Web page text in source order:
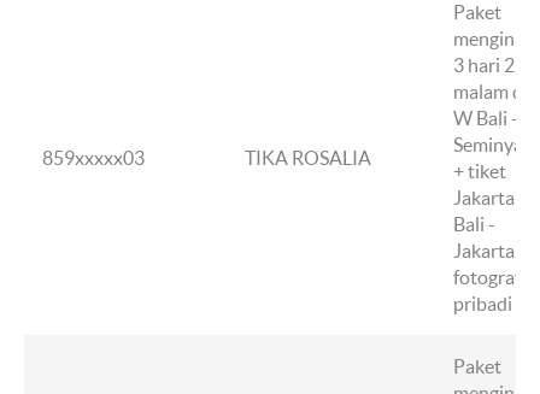
859xxxxx03 TIKA ROSALIA
Paket
menginap
3 hari 2
malam di
W Bali -
Seminyak
+ tiket
Jakarta -
Bali -
Jakarta +
fotografer
pribadi
Paket